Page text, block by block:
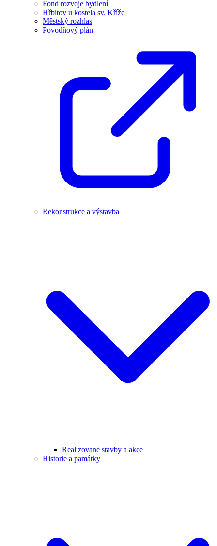
Fond rozvoje bydlení
Hřbitov u kostela sv. Kříže
Městský rozhlas
Povodňový plán
Rekonstrukce a výstavba
Realizované stavby a akce
Historie a památky